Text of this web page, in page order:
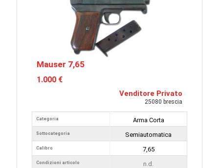
Mauser 7,65
1.000 €
Venditore Privato
25080 brescia
Categoria
Sottocategoria
Calibro
Condizioni articolo
Arma Corta
Semiautomatica
7,65
n.d.